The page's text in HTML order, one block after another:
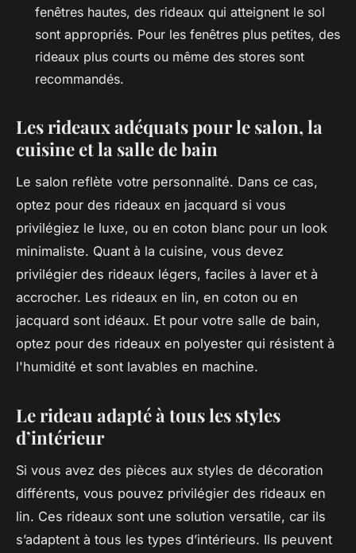
fenêtres hautes, des rideaux qui atteignent le sol
sont appropriés. Pour les fenêtres plus petites, des
rideaux plus courts ou même des stores sont
recommandés.
Les rideaux adéquats pour le salon, la
cuisine et la salle de bain
Le salon reflète votre personnalité. Dans ce cas,
optez pour des rideaux en jacquard si vous
privilégiez le luxe, ou en coton blanc pour un look
minimaliste. Quant à la cuisine, vous devez
privilégier des rideaux légers, faciles à laver et à
accrocher. Les rideaux en lin, en coton ou en
jacquard sont idéaux. Et pour votre salle de bain,
optez pour des rideaux en polyester qui résistent à
l'humidité et sont lavables en machine.
Le rideau adapté à tous les styles
d’intérieur
Si vous avez des pièces aux styles de décoration
différents, vous pouvez privilégier des rideaux en
lin. Ces rideaux sont une solution versatile, car ils
s’adaptent à tous les types d’intérieurs. Ils peuvent